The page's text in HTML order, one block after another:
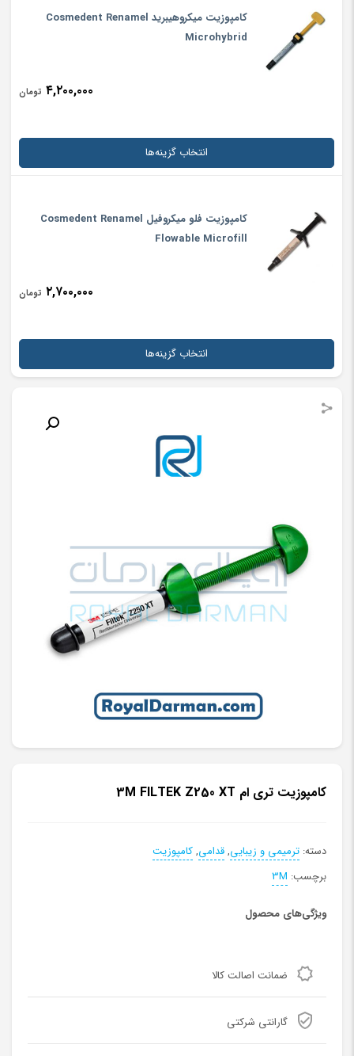
کامپوزیت میکروهیبرید Cosmedent Renamel
Microhybrid
۴,۲۰۰,۰۰۰ تومان
انتخاب گزینه‌ها
کامپوزیت فلو میکروفیل Cosmedent Renamel
Flowable Microfill
۲,۷۰۰,۰۰۰ تومان
انتخاب گزینه‌ها
کامپوزیت تری ام 3M FILTEK Z250 XT
دسته: ترمیمی و زیبایی,قدامی,کامپوزیت
برچسب: 3M
ویژگی‌های محصول
ضمانت اصالت کالا
گارانتی شرکتی